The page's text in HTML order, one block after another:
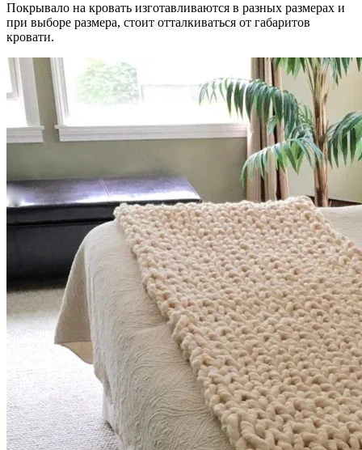
Покрывало на кровать изготавливаются в разных размерах и
при выборе размера, стоит отталкиваться от габаритов
кровати.